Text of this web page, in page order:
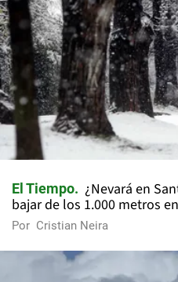
El Tiempo
¿Nevará en
bajar de los 1.000 metros
Por Cristian Neira